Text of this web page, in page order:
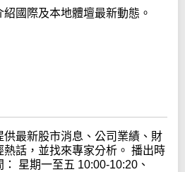
紹國際及本地體壇最新動態。
供最新股市消息、公司業績、財
熱話，並找來專家分析。 播出時
： 星期一至五 10:00-10:20、